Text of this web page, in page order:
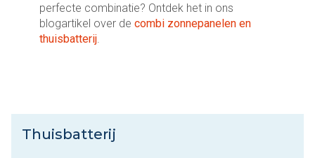
perfecte combinatie? Ontdek het in ons
blogartikel over de combi zonnepanelen en
thuisbatterij
Thuisbatterij